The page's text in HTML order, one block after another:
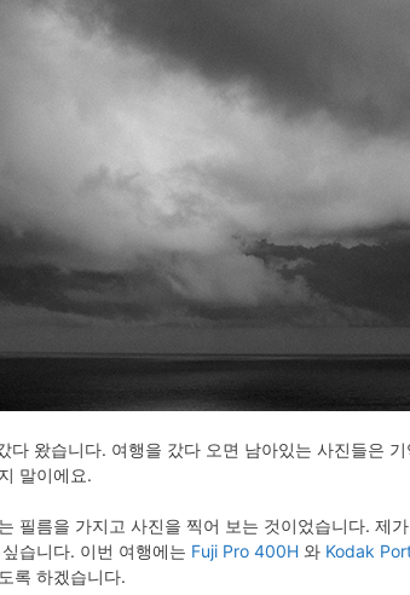
다 왔습니다. 여행을 갔다 오면 남아있는 사진들은
말이에요.
필름을 가지고 사진을 찍어 보는 것이었습니다. 제
습니다. 이번 여행에는 Fuji Pro 400H 와 Kodak
록 하겠습니다.